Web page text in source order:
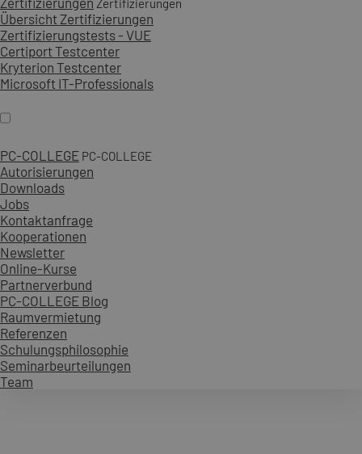
Zertifizierungen
Übersicht Zertifizierungen
Zertifizierungstests - VUE
Certiport Testcenter
Kryterion Testcenter
Microsoft IT-Professionals
PC-COLLEGE PC-COLLEGE
Autorisierungen
Downloads
Jobs
Kontaktanfrage
Kooperationen
Newsletter
Online-Kurse
Partnerverbund
PC-COLLEGE Blog
Raumvermietung
Referenzen
Schulungsphilosophie
Seminarbeurteilungen
Team